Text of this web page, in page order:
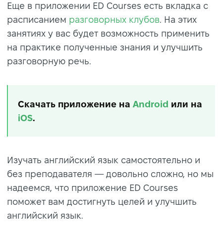
Еще в приложении ED Courses есть вкладка с
расписанием разговорных клубов. На этих
занятиях у вас будет возможность применить
на практике полученные знания и улучшить
разговорную речь.
Скачать приложение на Android или на
iOS.
Изучать английский язык самостоятельно и
без преподавателя — довольно сложно, но мы
надеемся, что приложение ED Courses
поможет вам достигнуть целей и улучшить
английский язык.